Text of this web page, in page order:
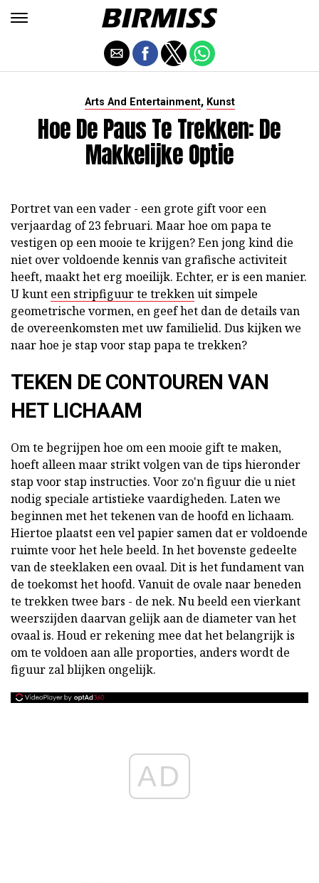
Arts And Entertainment, Kunst
Hoe De Paus Te Trekken: De
Makkelijke Optie
Portret van een vader - een grote gift voor een
verjaardag of 23 februari. Maar hoe om papa te
vestigen op een mooie te krijgen? Een jong kind die
niet over voldoende kennis van grafische activiteit
heeft, maakt het erg moeilijk. Echter, er is een manier.
U kunt een stripfiguur te trekkenuit simpele
geometrische vormen, en geef het dan de details van
de overeenkomsten met uw familielid. Dus kijken we
naar hoe je stap voor stap papa te trekken?
TEKEN DE CONTOUREN VAN
HET LICHAAM
Om te begrijpen hoe om een mooie gift te maken,
hoeft alleen maar strikt volgen van de tips hieronder
stap voor stap instructies. Voor zo'n figuur die u niet
nodig speciale artistieke vaardigheden. Laten we
beginnen met het tekenen van de hoofd en lichaam.
Hiertoe plaatst een vel papier samen dat er voldoende
ruimte voor het hele beeld. In het bovenste gedeelte
van de steeklaken een ovaal. Dit is het fundament van
de toekomst het hoofd. Vanuit de ovale naar beneden
te trekken twee bars - de nek. Nu beeld een vierkant
weerszijden daarvan gelijk aan de diameter van het
ovaal is. Houd er rekening mee dat het belangrijk is
om te voldoen aan alle proporties, anders wordt de
figuur zal blijken ongelijk.
AD